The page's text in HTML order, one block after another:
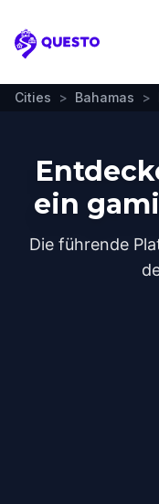
Questo
Cities > Bahamas >
ein
Die führende